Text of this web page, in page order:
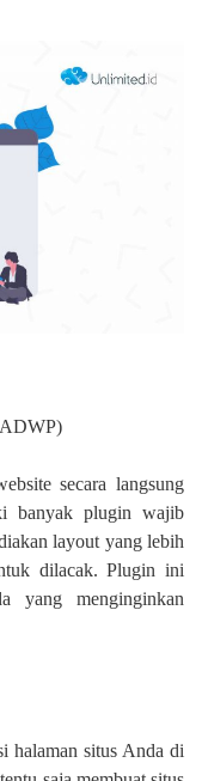
secara langsung
banyak plugin wajib
layout yang lebih
dilacak. Plugin ini
yang menginginkan
halaman situs Anda di